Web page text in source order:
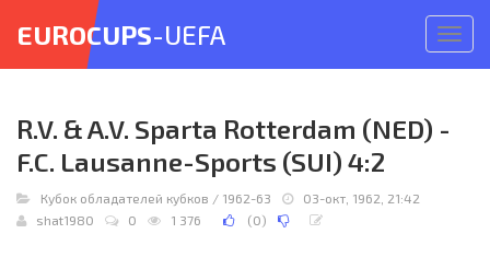
меню
EUROCUPS-UEFA
R.V. & A.V. Sparta Rotterdam (NED) -
F.C. Lausanne-Sports (SUI) 4:2
Кубок обладателей кубков / 1962-63
03-окт, 1962, 21:42
shat1980
0 1 376 (0)